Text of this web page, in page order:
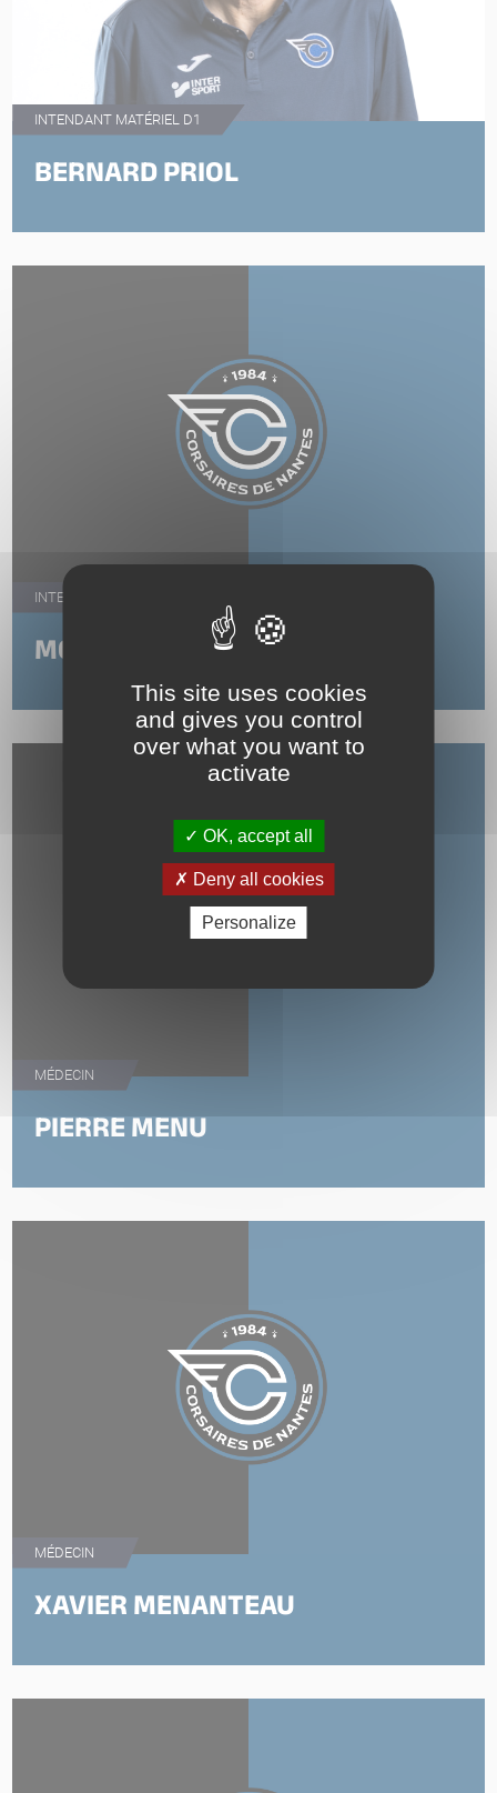
BERNARD PRIOL
INTENDANT MATÉRIEL D1
MORGAN FERAT
INTENDANT MATÉRIEL
PIERRE MENU
MÉDECIN
XAVIER MENANTEAU
MÉDECIN
This site uses cookies
and gives you control
over what you want to
activate
OK, accept all
Deny all cookies
Personalize